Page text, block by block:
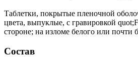
Таблетки, покрытые пленочной
цвета, выпуклые, с гравировкой
стороне; на изломе белого или почти
Состав